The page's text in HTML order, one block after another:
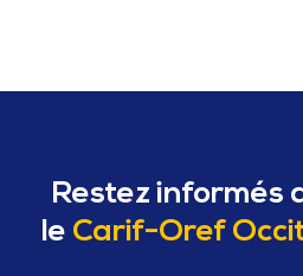
Restez informés
le Carif-Oref